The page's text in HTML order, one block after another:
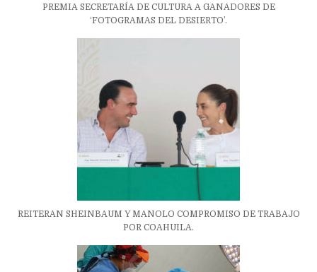
PREMIA SECRETARÍA DE CULTURA A GANADORES DE
‘FOTOGRAMAS DEL DESIERTO’.
REITERAN SHEINBAUM Y MANOLO COMPROMISO DE TRABAJO
POR COAHUILA.